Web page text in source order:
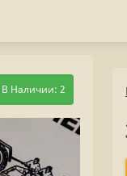
В Наличии: 2